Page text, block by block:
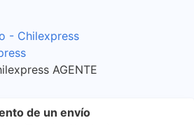
- Chilexpress
AGENTE
de un envío